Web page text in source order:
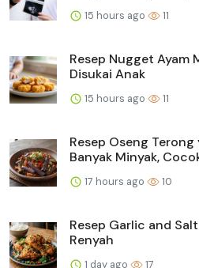
15 hours ago 11
Resep Nugget Ayam
Disukai Anak
15 hours ago 11
Resep Oseng
Banyak Minyak,
17 hours ago 10
Resep Garlic and
Renyah
1 day ago 17